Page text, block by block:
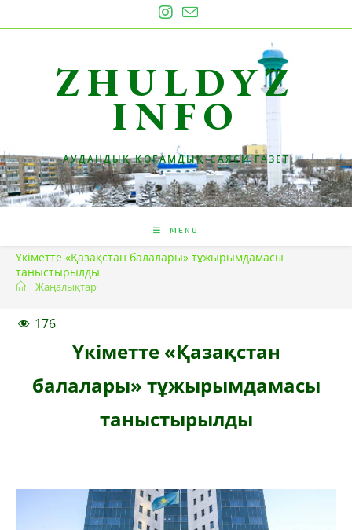
to
ZHULDYZ
INFO
АУДАНДЫҚ ҚОҒАМДЫҚ-САЯСИ ГАЗЕТ
MENU
Үкіметте «Қазақстан балалары» тұжырымдамасы
таныстырылды
Жаңалықтар
176
Үкіметте «Қазақстан
балалары» тұжырымдамасы
таныстырылды